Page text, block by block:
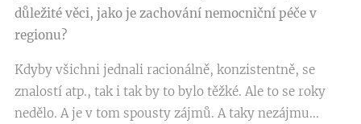
důležité věci, jako je zachování nemocniční péče v
regionu?
Kdyby všichni jednali racionálně, konzistentně, se
znalostí atp., tak i tak by to bylo těžké. Ale to se roky
nedělo. A je v tom spousty zájmů. A taky nezájmu...